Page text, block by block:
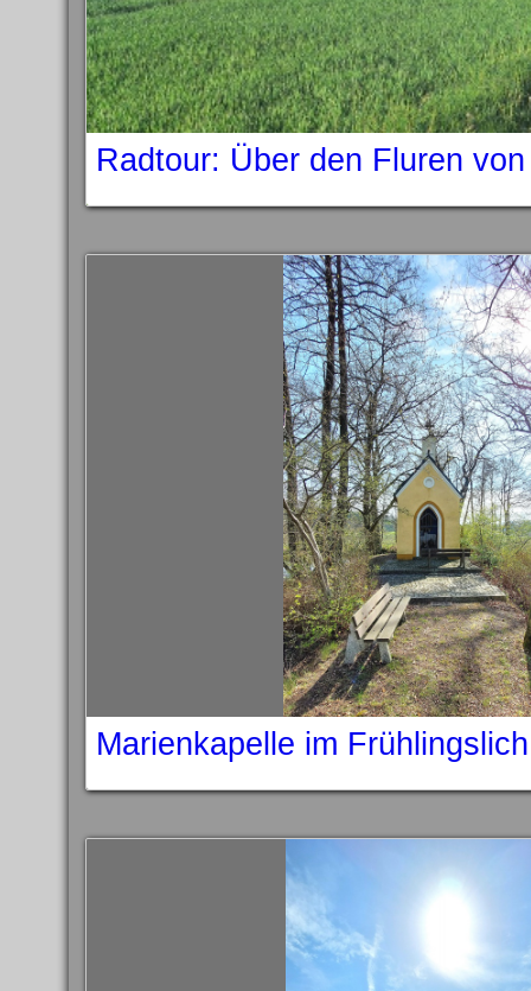
Radtour: Über den Fluren
Marienkapelle im